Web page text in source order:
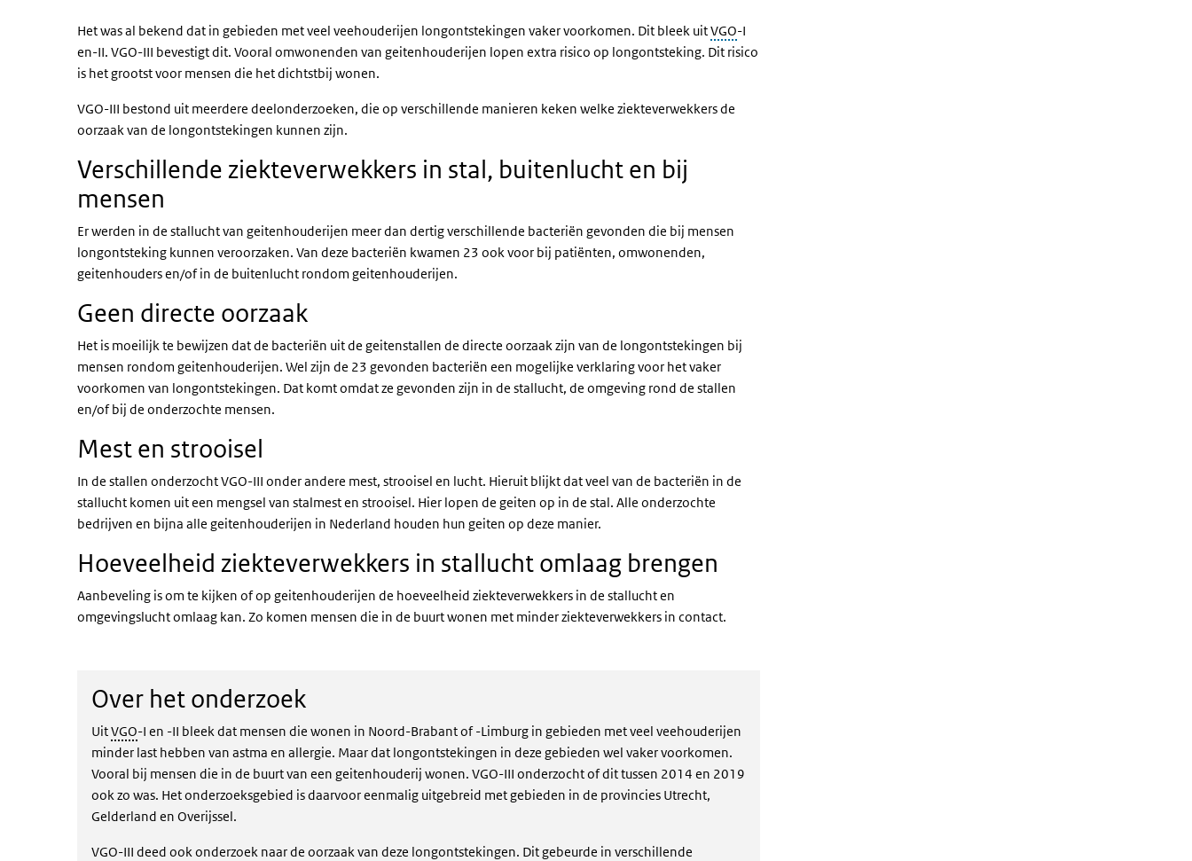
Het was al bekend dat in gebieden met veel veehouderijen longontstekingen vaker voorkomen. Dit bleek uitVGO-I
en-II. VGO-III bevestigt dit. Vooral omwonenden van geitenhouderijen lopen extra risico op longontsteking. Dit risico
is het grootst voor mensen die het dichtstbij wonen.
VGO-III bestond uit meerdere deelonderzoeken, die op verschillende manieren keken welke ziekteverwekkers de
oorzaak van de longontstekingen kunnen zijn.
Verschillende ziekteverwekkers in stal, buitenlucht en bij
mensen
Er werden in de stallucht van geitenhouderijen meer dan dertig verschillende bacteriën gevonden die bij mensen
longontsteking kunnen veroorzaken. Van deze bacteriën kwamen 23 ook voor bij patiënten, omwonenden,
geitenhouders en/of in de buitenlucht rondom geitenhouderijen.
Geen directe oorzaak
Het is moeilijk te bewijzen dat de bacteriën uit de geitenstallen de directe oorzaak zijn van de longontstekingen bij
mensen rondom geitenhouderijen. Wel zijn de 23 gevonden bacteriën een mogelijke verklaring voor het vaker
voorkomen van longontstekingen. Dat komt omdat ze gevonden zijn in de stallucht, de omgeving rond de stallen
en/of bij de onderzochte mensen.
Mest en strooisel
In de stallen onderzocht VGO-III onder andere mest, strooisel en lucht. Hieruit blijkt dat veel van de bacteriën in de
stallucht komen uit een mengsel van stalmest en strooisel. Hier lopen de geiten op in de stal. Alle onderzochte
bedrijven en bijna alle geitenhouderijen in Nederland houden hun geiten op deze manier.
Hoeveelheid ziekteverwekkers in stallucht omlaag brengen
Aanbeveling is om te kijken of op geitenhouderijen de hoeveelheid ziekteverwekkers in de stallucht en
omgevingslucht omlaag kan. Zo komen mensen die in de buurt wonen met minder ziekteverwekkers in contact.
Over het onderzoek
UitVGO-I en -II bleek dat mensen die wonen in Noord-Brabant of -Limburg in gebieden met veel veehouderijen
minder last hebben van astma en allergie. Maar dat longontstekingen in deze gebieden wel vaker voorkomen.
Vooral bij mensen die in de buurt van een geitenhouderij wonen. VGO-III onderzocht of dit tussen 2014 en 2019
ook zo was. Het onderzoeksgebied is daarvoor eenmalig uitgebreid met gebieden in de provincies Utrecht,
Gelderland en Overijssel.
VGO-III deed ook onderzoek naar de oorzaak van deze longontstekingen. Dit gebeurde in verschillende